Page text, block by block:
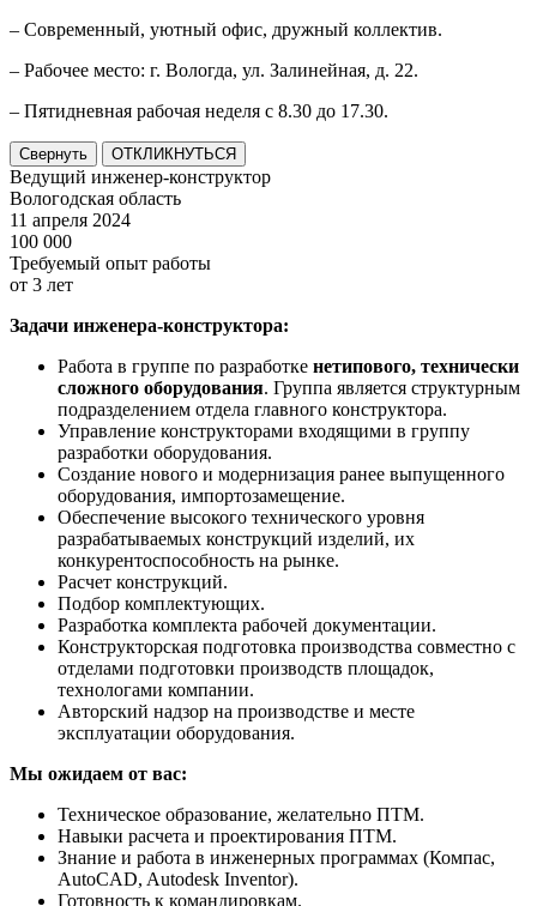
– Современный, уютный офис, дружный коллектив.
– Рабочее место: г. Вологда, ул. Залинейная, д. 22.
– Пятидневная рабочая неделя с 8.30 до 17.30.
Свернуть ОТКЛИКНУТЬСЯ
Ведущий инженер-конструктор
Вологодская область
11 апреля 2024
100 000
Требуемый опыт работы
от 3 лет
Задачи инженера-конструктора:
Работа в группе по разработке нетипового, технически
сложного оборудования. Группа является структурным
подразделением отдела главного конструктора.
Управление конструкторами входящими в группу
разработки оборудования.
Создание нового и модернизация ранее выпущенного
оборудования, импортозамещение.
Обеспечение высокого технического уровня
разрабатываемых конструкций изделий, их
конкурентоспособность на рынке.
Расчет конструкций.
Подбор комплектующих.
Разработка комплекта рабочей документации.
Конструкторская подготовка производства совместно с
отделами подготовки производств площадок,
технологами компании.
Авторский надзор на производстве и месте
эксплуатации оборудования.
Мы ожидаем от вас:
Техническое образование, желательно ПТМ.
Навыки расчета и проектирования ПТМ.
Знание и работа в инженерных программах (Компас,
AutoCAD, Autodesk Inventor).
Готовность к командировкам.